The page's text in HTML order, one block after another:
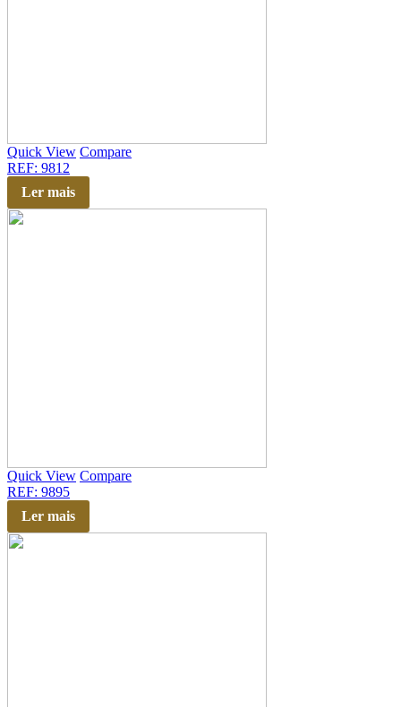
Quick View Compare
REF: 9812
Ler mais
Quick View Compare
REF: 9895
Ler mais